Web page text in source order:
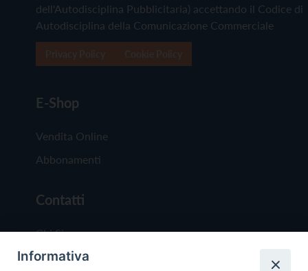
dell'Autodisciplina Pubblicitaria) accettando il Codice di
Autodisciplina della Comunicazione Commerciale
E-Shop
Vendita Online
Abbonamenti
Contatti
Chi Siamo
Redazione
Informativa